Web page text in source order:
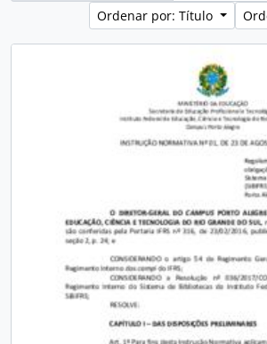
Ordenar por: Título